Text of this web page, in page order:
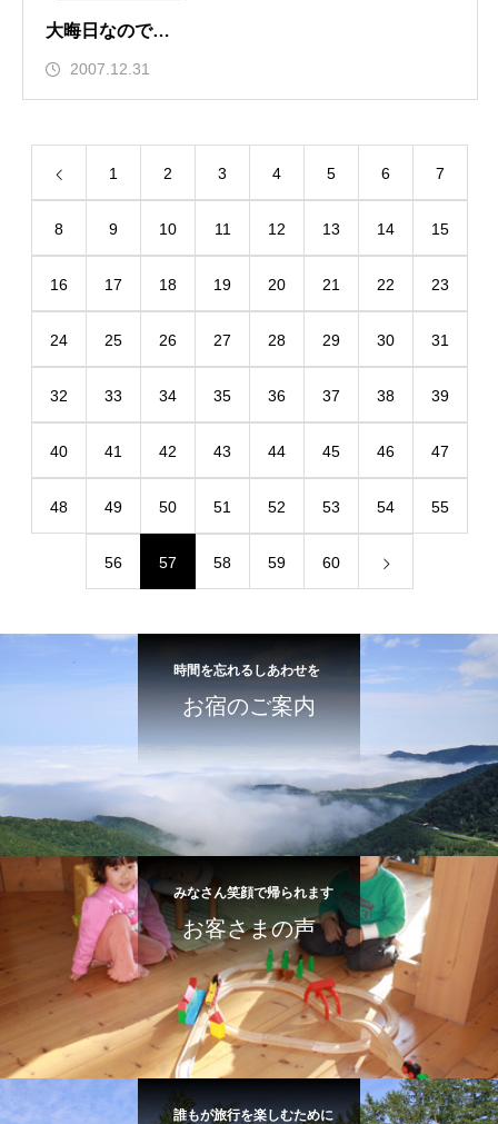
大晦日なので…
2007.12.31
1 2 3 4 5 6 7
8 9 10 11 12 13 14 15
16 17 18 19 20 21 22 23
24 25 26 27 28 29 30 31
32 33 34 35 36 37 38 39
40 41 42 43 44 45 46 47
48 49 50 51 52 53 54 55
56 57 58 59 60
時間を忘れるしあわせを
お宿のご案内
みなさん笑顔で帰られます
お客さまの声
誰もが旅行を楽しむために